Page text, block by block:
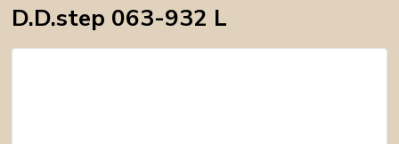
D.D.step 063-932 L